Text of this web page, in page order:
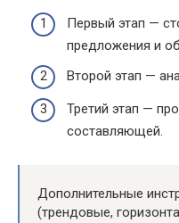
Первый этап —
предложения и
Второй этап —
Третий этап —
составляющей.
Дополнительные
(трендовые,